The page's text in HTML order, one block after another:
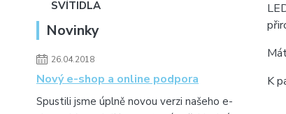
Novinky
26.04.2018
Nový e-shop a online podpora
Spustili jsme úplně novou verzi našeho e-
K